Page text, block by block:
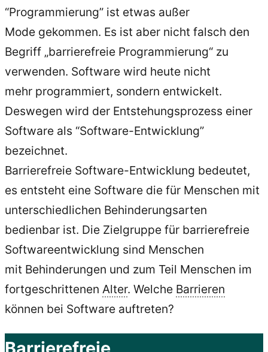
“Programmierung” ist etwas außer
Mode gekommen. Es ist aber nicht falsch den
Begriff „barrierefreie Programmierung“ zu
verwenden. Software wird heute nicht
mehr programmiert, sondern entwickelt.
Deswegen wird der Entstehungsprozess einer
Software als “Software-Entwicklung”
bezeichnet.
Barrierefreie Software-Entwicklung bedeutet,
es entsteht eine Software die für Menschen mit
unterschiedlichen Behinderungsarten
bedienbar ist. Die Zielgruppe für barrierefreie
Softwareentwicklung sind Menschen
mit Behinderungen und zum Teil Menschen im
fortgeschrittenen Alter. Welche Barrieren
können bei Software auftreten?